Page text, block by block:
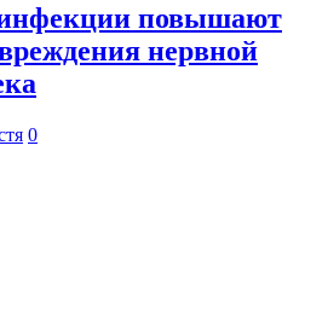
повышают
нервной
0